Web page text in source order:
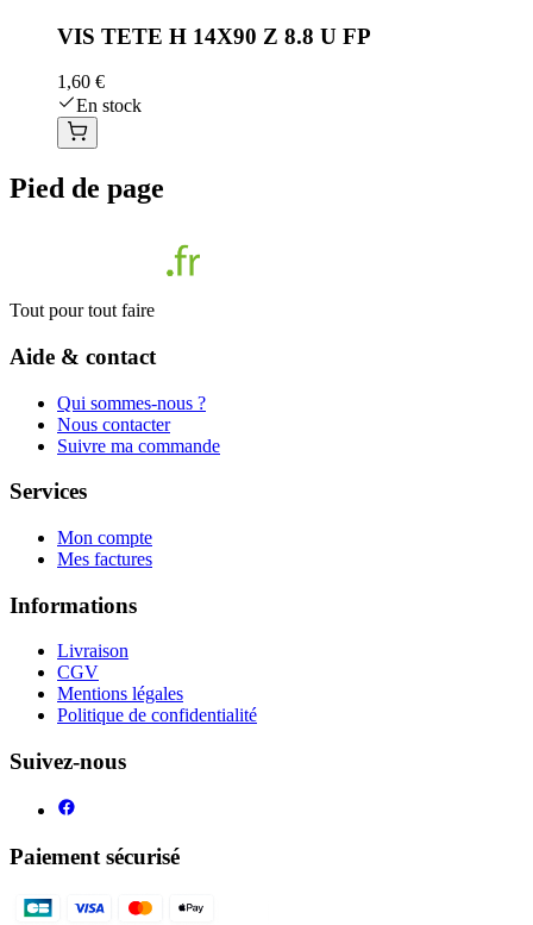
VIS TETE H 14X90 Z 8.8 U FP
1,60 €
En stock
Pied de page
Tout pour tout faire
Aide & contact
Qui sommes-nous ?
Nous contacter
Suivre ma commande
Services
Mon compte
Mes factures
Informations
Livraison
CGV
Mentions légales
Politique de confidentialité
Suivez-nous
Paiement sécurisé